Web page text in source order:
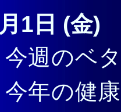
1日 (金)
今週のベ
今年の健